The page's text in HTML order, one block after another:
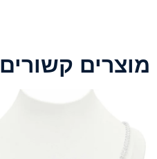
מוצרים קשורים